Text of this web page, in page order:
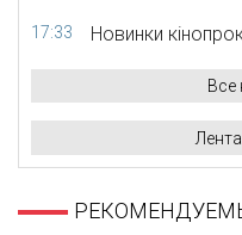
17:33 Новинки
Все